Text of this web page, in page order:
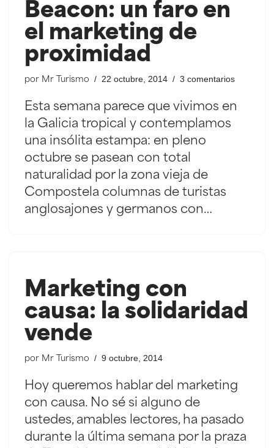
Beacon: un faro en
el marketing de
proximidad
por Mr Turismo 22 octubre, 2014 3 comentarios
Esta semana parece que vivimos en
la Galicia tropical y contemplamos
una insólita estampa: en pleno
octubre se pasean con total
naturalidad por la zona vieja de
Compostela columnas de turistas
anglosajones y germanos con…
Marketing con
causa: la solidaridad
vende
por Mr Turismo 9 octubre, 2014
Hoy queremos hablar del marketing
con causa. No sé si alguno de
ustedes, amables lectores, ha pasado
durante la última semana por la praza